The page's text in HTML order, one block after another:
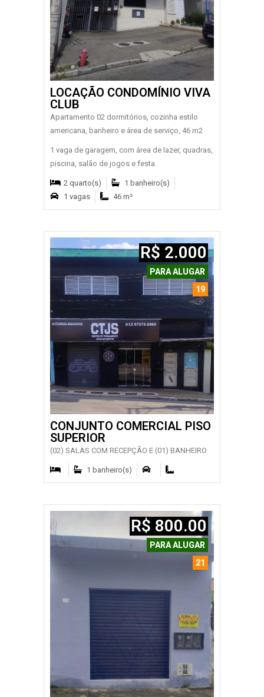
LOCAÇÃO CONDOMÍNIO VIVA
CLUB
Apartamento 02 dormitórios, cozinha estilo
americana, banheiro e área de serviço, 46 m2
1 vaga de garagem, com área de lazer, quadras,
piscina, salão de jogos e festa.
2 quarto(s)
1 banheiro(s)
1 vagas
46 m²
PARA ALUGAR
19
R$ 2.000
CONJUNTO COMERCIAL PISO
SUPERIOR
(02) SALAS COM RECEPÇÃO E (01) BANHEIRO
1 banheiro(s)
PARA ALUGAR
21
R$ 800.00